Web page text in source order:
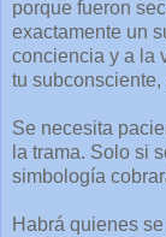
porque fueron
exactamente un
conciencia y a la
tu
Se necesita
la trama. Solo si
simbología
Habrá quienes